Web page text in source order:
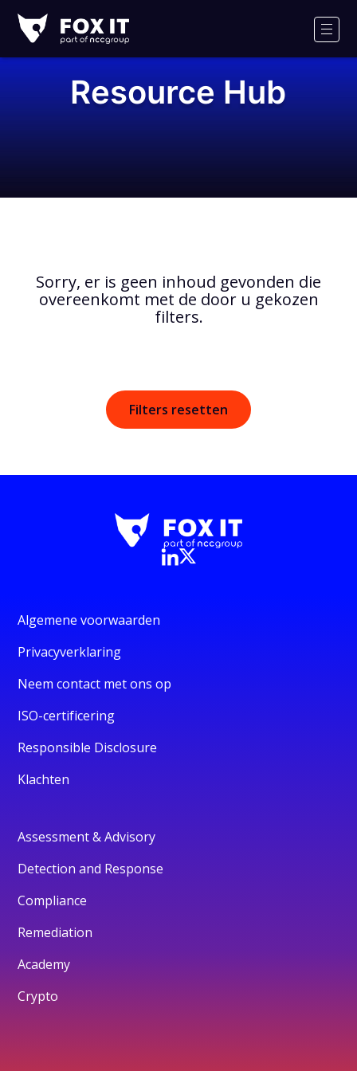
IT
Resource Hub
Sorry, er is geen inhoud gevonden die
overeenkomt met de door u gekozen
filters.
Filters resetten
Algemene voorwaarden
Privacyverklaring
Neem contact met ons op
ISO-certificering
Responsible Disclosure
Klachten
Assessment & Advisory
Detection and Response
Compliance
Remediation
Academy
Crypto